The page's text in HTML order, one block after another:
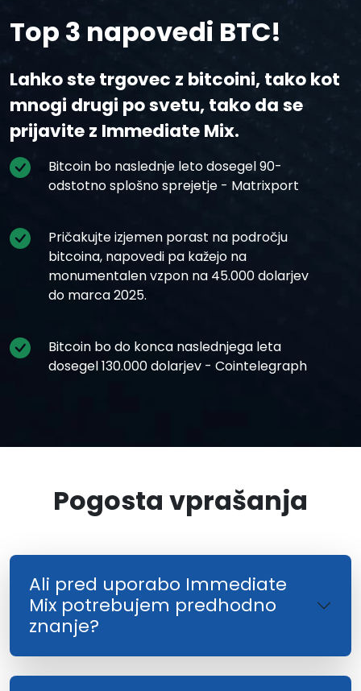
Top 3 napovedi BTC!
Lahko ste trgovec z bitcoini, tako kot
mnogi drugi po svetu, tako da se
prijavite z Immediate Mix.
Bitcoin bo naslednje leto dosegel 90-
odstotno splošno sprejetje - Matrixport
Pričakujte izjemen porast na področju
bitcoina, napovedi pa kažejo na
monumentalen vzpon na 45.000 dolarjev
do marca 2025.
Bitcoin bo do konca naslednjega leta
dosegel 130.000 dolarjev - Cointelegraph
Pogosta vprašanja
Ali pred uporabo Immediate
Mix potrebujem predhodno
znanje?